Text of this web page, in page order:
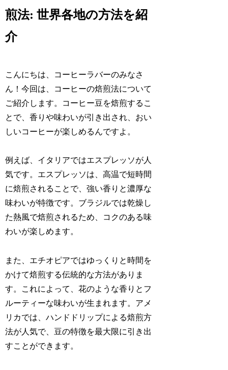
煎法: 世界各地の方法を紹
介
こんにちは、コーヒーラバーのみなさ
ん！今回は、コーヒーの焙煎法について
ご紹介します。コーヒー豆を焙煎するこ
とで、香りや味わいが引き出され、おい
しいコーヒーが楽しめるんですよ。
例えば、イタリアではエスプレッソが人
気です。エスプレッソは、高温で短時間
に焙煎されることで、強い香りと濃厚な
味わいが特徴です。ブラジルでは乾燥し
た熱風で焙煎されるため、コクのある味
わいが楽しめます。
また、エチオピアではゆっくりと時間を
かけて焙煎する伝統的な方法がありま
す。これによって、花のような香りとフ
ルーティーな味わいが生まれます。アメ
リカでは、ハンドドリップによる焙煎方
法が人気で、豆の特徴を最大限に引き出
すことができます。